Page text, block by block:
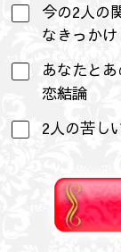
今の2人の
なきっかけ
あなたと
恋結論
2人の苦し